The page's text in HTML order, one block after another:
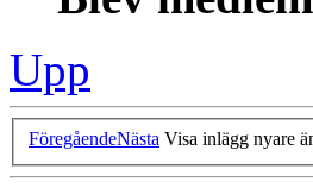
Upp
FöregåendeNästa Visa inlägg nyare